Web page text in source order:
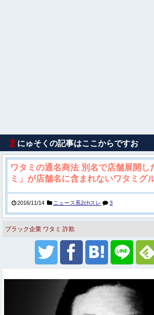
ま にゅそくの記事はここからですお
ワタミの通名商法 別名で店舗展開
ミ」が店舗名に含まれないワタミグ
2016/11/14 ニュース系2chスレ 3
ブラック企業 ワタミ 詐欺